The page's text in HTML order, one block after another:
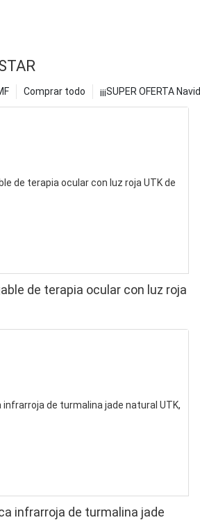
¡¡¡SUPER OFERTA
Comprar todo
de terapia ocular con luz roja
infrarroja de turmalina jade